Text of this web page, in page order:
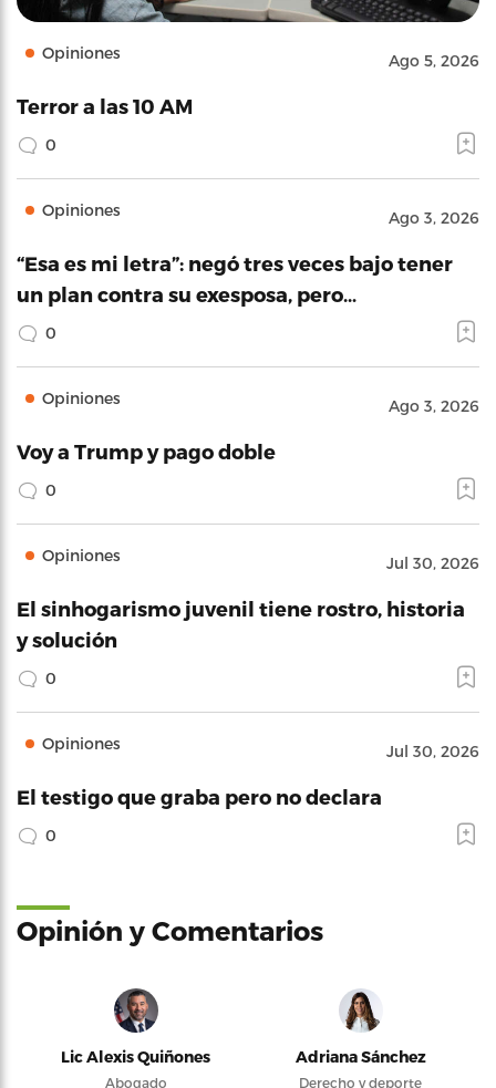
Opiniones Ago 5, 2026
Terror a las 10 AM
0
Opiniones Ago 3, 2026
“Esa es mi letra”: negó tres veces bajo tener
un plan contra su exesposa, pero…
0
Opiniones Ago 3, 2026
Voy a Trump y pago doble
0
Opiniones Jul 30, 2026
El sinhogarismo juvenil tiene rostro, historia
y solución
0
Opiniones Jul 30, 2026
El testigo que graba pero no declara
0
Opinión y Comentarios
Lic Alexis Quiñones
Abogado
Adriana Sánchez
Derecho y deporte